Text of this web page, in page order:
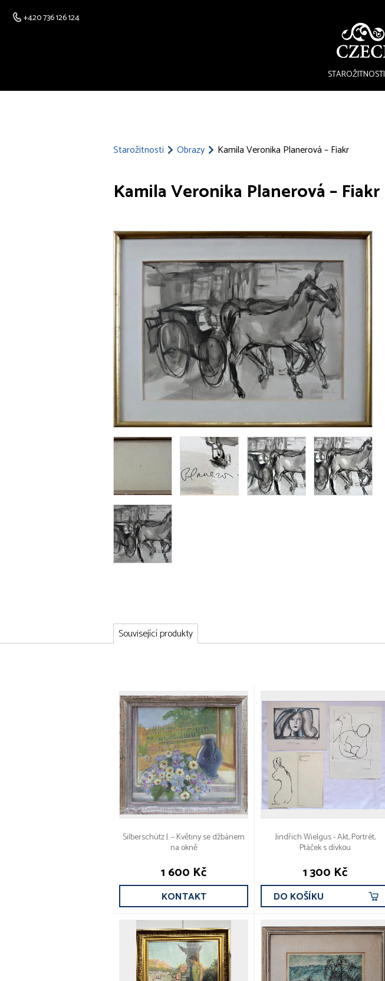
+420 736 126 124
STAROŽITNOSTI
Starožitnosti Obrazy Kamila Veronika Planerová – Fiakr
Kamila Veronika Planerová – Fiakr
Související produkty
Silberschütz J. – Květiny se džbánem
na okně
1 600 Kč
KONTAKT
Jindřich Wielgus - Akt, Portrét,
Ptáček s dívkou
1 300 Kč
DO KOŠÍKU